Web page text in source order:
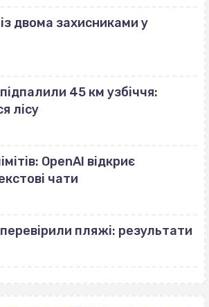
двома захисниками у
45 км узбіччя:
лісу
OpenAI відкриє
чати
пляжі: результати